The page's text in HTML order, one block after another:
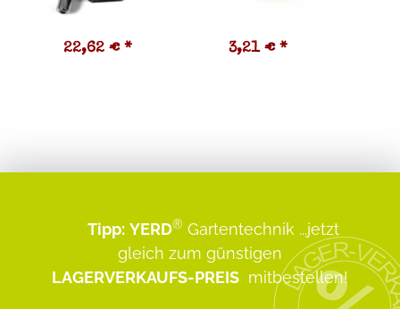
22,62 € * 3,21 € *
Tipp: YERD® Gartentechnik ...jetzt
gleich zum günstigen
LAGERVERKAUFS-PREIS mitbestellen!